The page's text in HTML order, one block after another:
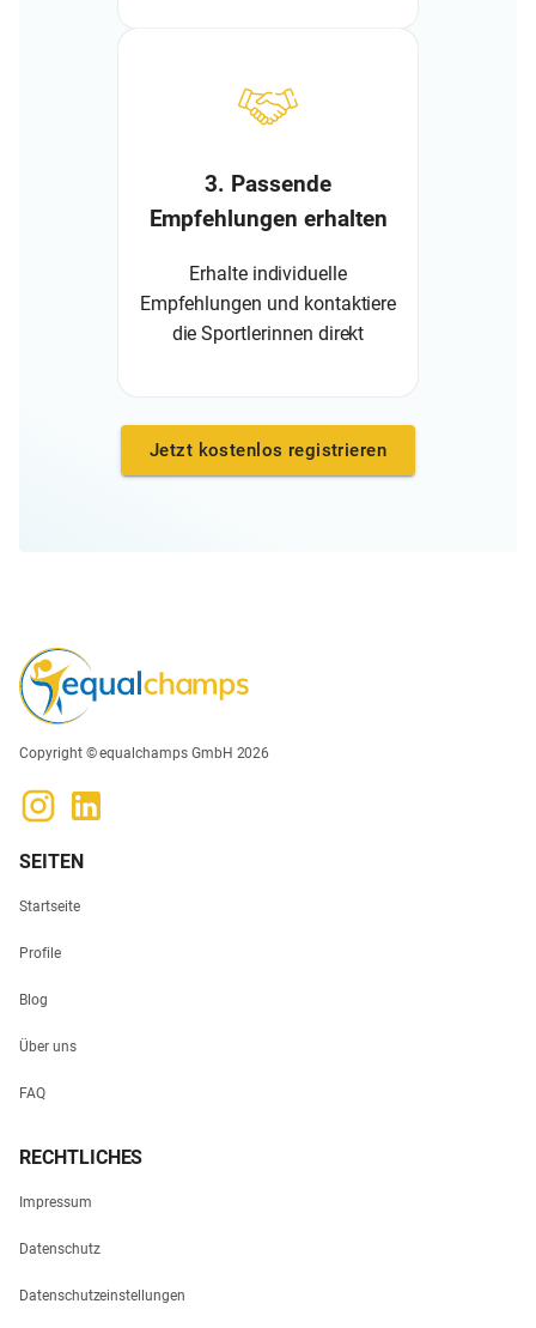
3. Passende
Empfehlungen erhalten
Erhalte individuelle
Empfehlungen und kontaktiere
die Sportlerinnen direkt
Jetzt kostenlos registrieren
Copyright © equalchamps GmbH 2026
SEITEN
Startseite
Profile
Blog
Über uns
FAQ
RECHTLICHES
Impressum
Datenschutz
Datenschutzeinstellungen